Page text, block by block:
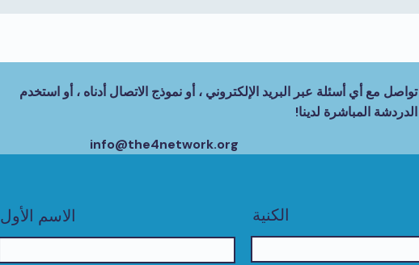
تواصل مع أي أسئلة عبر البريد الإلكتروني ، أو نموذج الاتصال أدناه ، أو استخدم
الدردشة المباشرة لدينا!
info@the4network.org
الاسم الأول الكنية